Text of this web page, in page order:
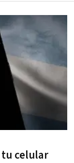
tu celular